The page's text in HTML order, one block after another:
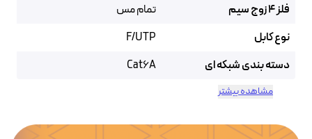
فلز 4 زوج سیم
تمام مس
نوع کابل
F/UTP
دسته بندی شبکه ای
Cat6A
مشاهده بیشتر